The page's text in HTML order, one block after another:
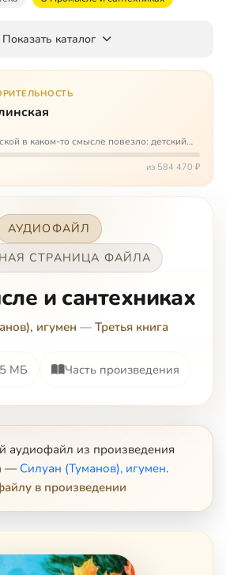
Показать каталог
в каком-то смысле повезло: детский
паралич зацепил её не очень сильно. Но
диагноз и есть немалые проблемы – Маша
из 584 470 ₽
АУДИОФАЙЛ
СТРАНИЦА ФАЙЛА
и сантехниках
игумен — Третья книга
МБ Часть произведения
аудиофайл из произведения
— Силуан (Туманов), игумен.
в произведении